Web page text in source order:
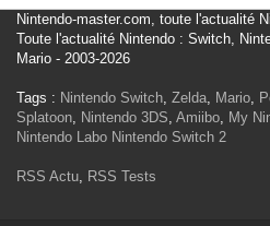
Nintendo-master.com, toute l'actualité
Toute l'actualité Nintendo : Switch,
Mario - 2003-2026
Tags : Nintendo Switch, Zelda, Mario,
Splatoon, Nintendo 3DS, Amiibo, My
Nintendo Labo Nintendo Switch 2
RSS Actu, RSS Tests